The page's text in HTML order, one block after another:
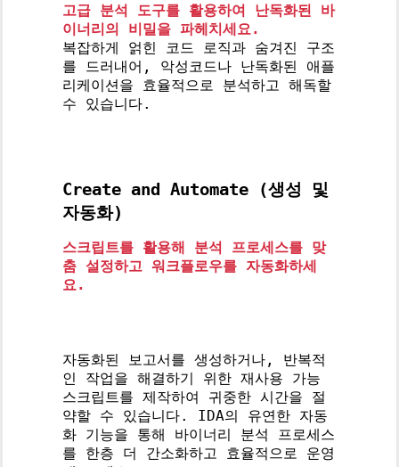
고급 분석 도구를 활용하여 난독화된 바
이너리의 비밀을 파헤치세요.
복잡하게 얽힌 코드 로직과 숨겨진 구조
를 드러내어, 악성코드나 난독화된 애플
리케이션을 효율적으로 분석하고 해독할
수 있습니다.
Create and Automate (생성 및
자동화)
스크립트를 활용해 분석 프로세스를 맞
춤 설정하고 워크플로우를 자동화하세
요.
자동화된 보고서를 생성하거나, 반복적
인 작업을 해결하기 위한 재사용 가능
스크립트를 제작하여 귀중한 시간을 절
약할 수 있습니다. IDA의 유연한 자동
화 기능을 통해 바이너리 분석 프로세스
를 한층 더 간소화하고 효율적으로 운영